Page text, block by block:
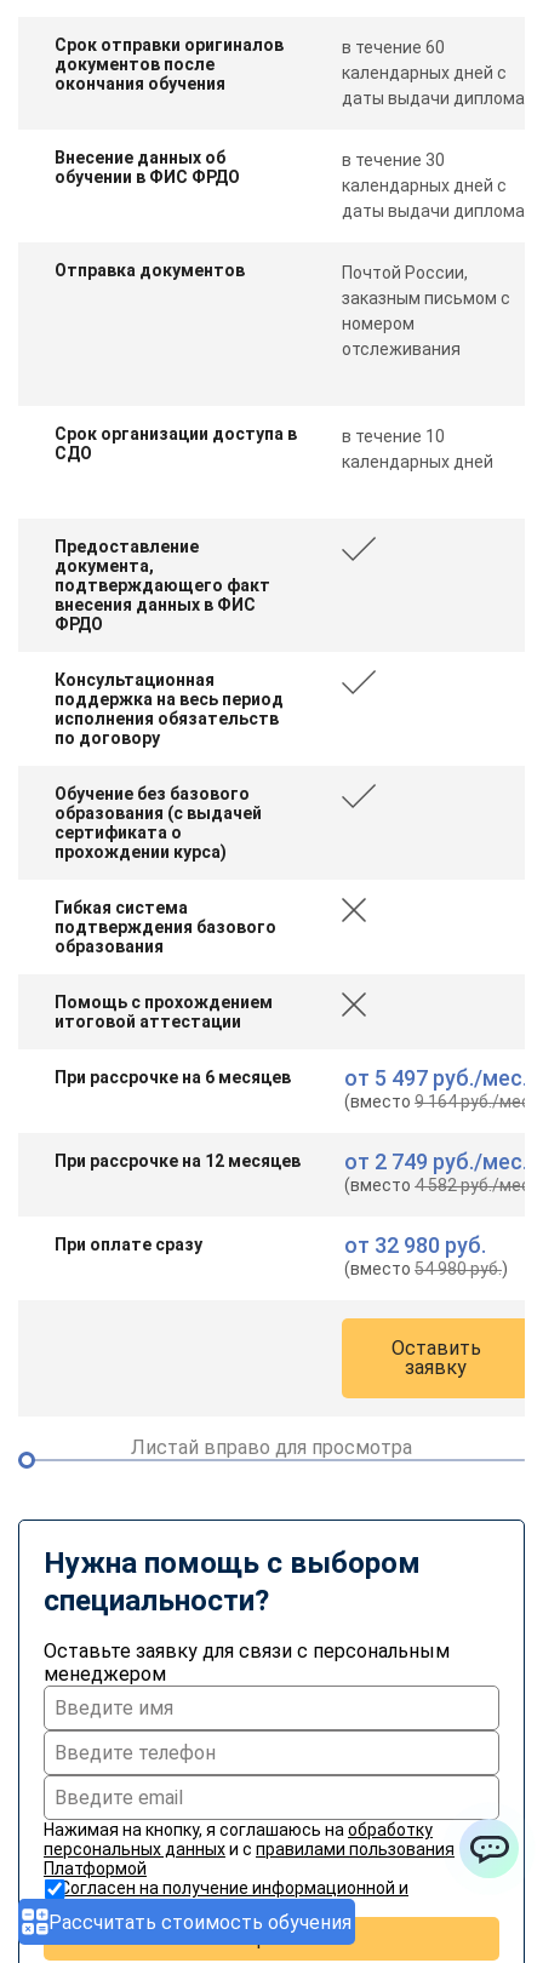
Рассчитать стоимость обучения
Срок отправки оригиналов
документов после
окончания обучения
в течение 60
календарных дней с
даты выдачи диплома
Внесение данных об
обучении в ФИС ФРДО
в течение 30
календарных дней с
даты выдачи диплома
Отправка документов
Почтой России,
заказным письмом с
номером
отслеживания
Срок организации доступа в
СДО
в течение 10
календарных дней
Предоставление
документа,
подтверждающего факт
внесения данных в ФИС
ФРДО
Консультационная
поддержка на весь период
исполнения обязательств
по договору
Обучение без базового
образования (с выдачей
сертификата о
прохождении курса)
Гибкая система
подтверждения базового
образования
Помощь с прохождением
итоговой аттестации
При рассрочке на 6 месяцев от 5 497 руб./мес.
(вместо9 164 руб./мес.
При рассрочке на 12 месяцев от 2 749 руб./мес.
(вместо4 582 руб./мес.
При оплате сразу от 32 980 руб.
(вместо54 980 руб.)
Оставить
заявку
Листай вправо для просмотра
Нужна помощь с выбором
специальности?
Оставьте заявку для связи с персональным
менеджером
Нажимая на кнопку, я соглашаюсь на обработку
персональных данныхи с правилами пользования
Платформой
Согласен на получение информационной и
Отправить
ChatApp
Свяжитесь с нами через любой удобный мессенджер!
Telegram WhatsApp
ChatApp